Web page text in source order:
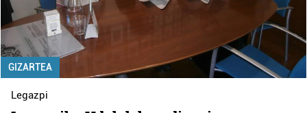
GIZARTEA
Legazpi